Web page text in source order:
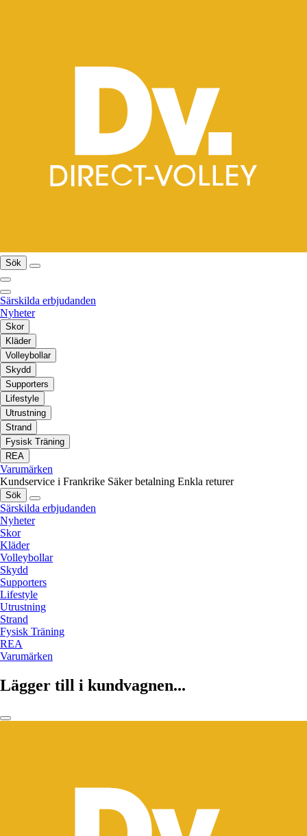
Sök
Särskilda erbjudanden
Nyheter
Skor
Kläder
Volleybollar
Skydd
Supporters
Lifestyle
Utrustning
Strand
Fysisk Träning
REA
Varumärken
Kundservice i Frankrike Säker betalning Enkla returer
Sök
Särskilda erbjudanden
Nyheter
Skor
Kläder
Volleybollar
Skydd
Supporters
Lifestyle
Utrustning
Strand
Fysisk Träning
REA
Varumärken
Lägger till i kundvagnen...